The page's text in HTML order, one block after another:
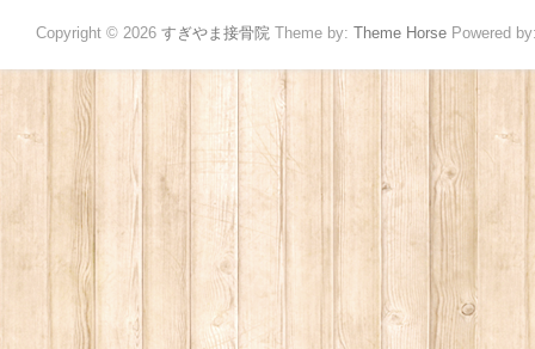
Copyright © 2026 すぎやま接骨院 Theme by: Theme Horse Powered